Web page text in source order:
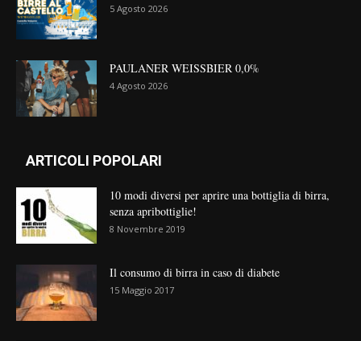
5 Agosto 2026
PAULANER WEISSBIER 0,0%
4 Agosto 2026
ARTICOLI POPOLARI
10 modi diversi per aprire una bottiglia di birra,
senza apribottiglie!
8 Novembre 2019
Il consumo di birra in caso di diabete
15 Maggio 2017